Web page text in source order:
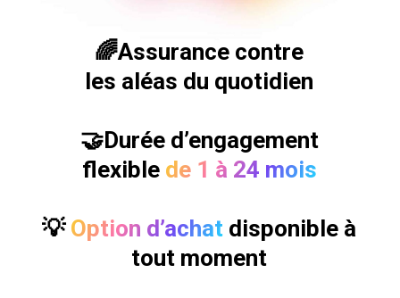
🌈Assurance contre
les aléas du quotidien
🤝Durée d’engagement
flexible de 1 à 24 mois
💡 Option d’achat disponible à
tout moment